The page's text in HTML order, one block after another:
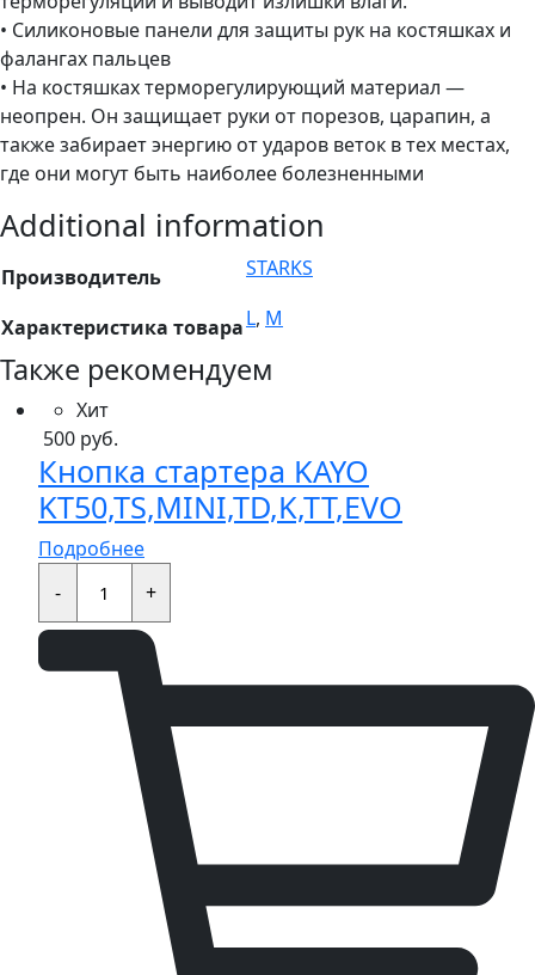
• Силиконовые панели для защиты рук на костяшках и
фалангах пальцев
• На костяшках терморегулирующий материал —
неопрен. Он защищает руки от порезов, царапин, а
также забирает энергию от ударов веток в тех местах,
где они могут быть наиболее болезненными
Additional information
Производитель STARKS
Характеристика товараL, М
Также рекомендуем
Хит
500 руб.
Кнопка стартера KAYO
KT50,TS,MINI,TD,K,TT,EVO
Подробнее
-
Кнопка
стартера
KT50,TS,MINI,TD,K,TT,EVO
quantity
+